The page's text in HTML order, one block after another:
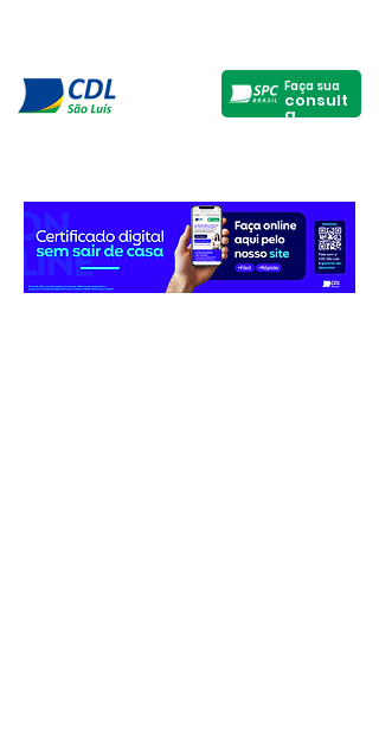
Faça sua
consult
a